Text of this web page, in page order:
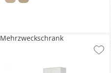
Mehrzweckschrank